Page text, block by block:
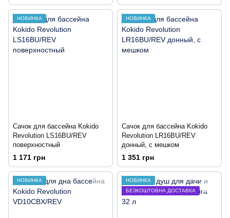
НОВИНКА
Сачок для бассейна Kokido
Revolution LS16BU/REV
поверхностный
1 171 грн
НОВИНКА
Сачок для бассейна Kokido
Revolution LR16BU/REV
донный, с мешком
1 351 грн
НОВИНКА
НОВИНКА
БЕЗКОШТОВНА ДОСТАВКА